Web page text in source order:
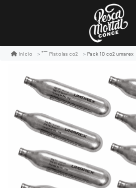
Inicio Pistolas co2 Pack 10 co2 umarex